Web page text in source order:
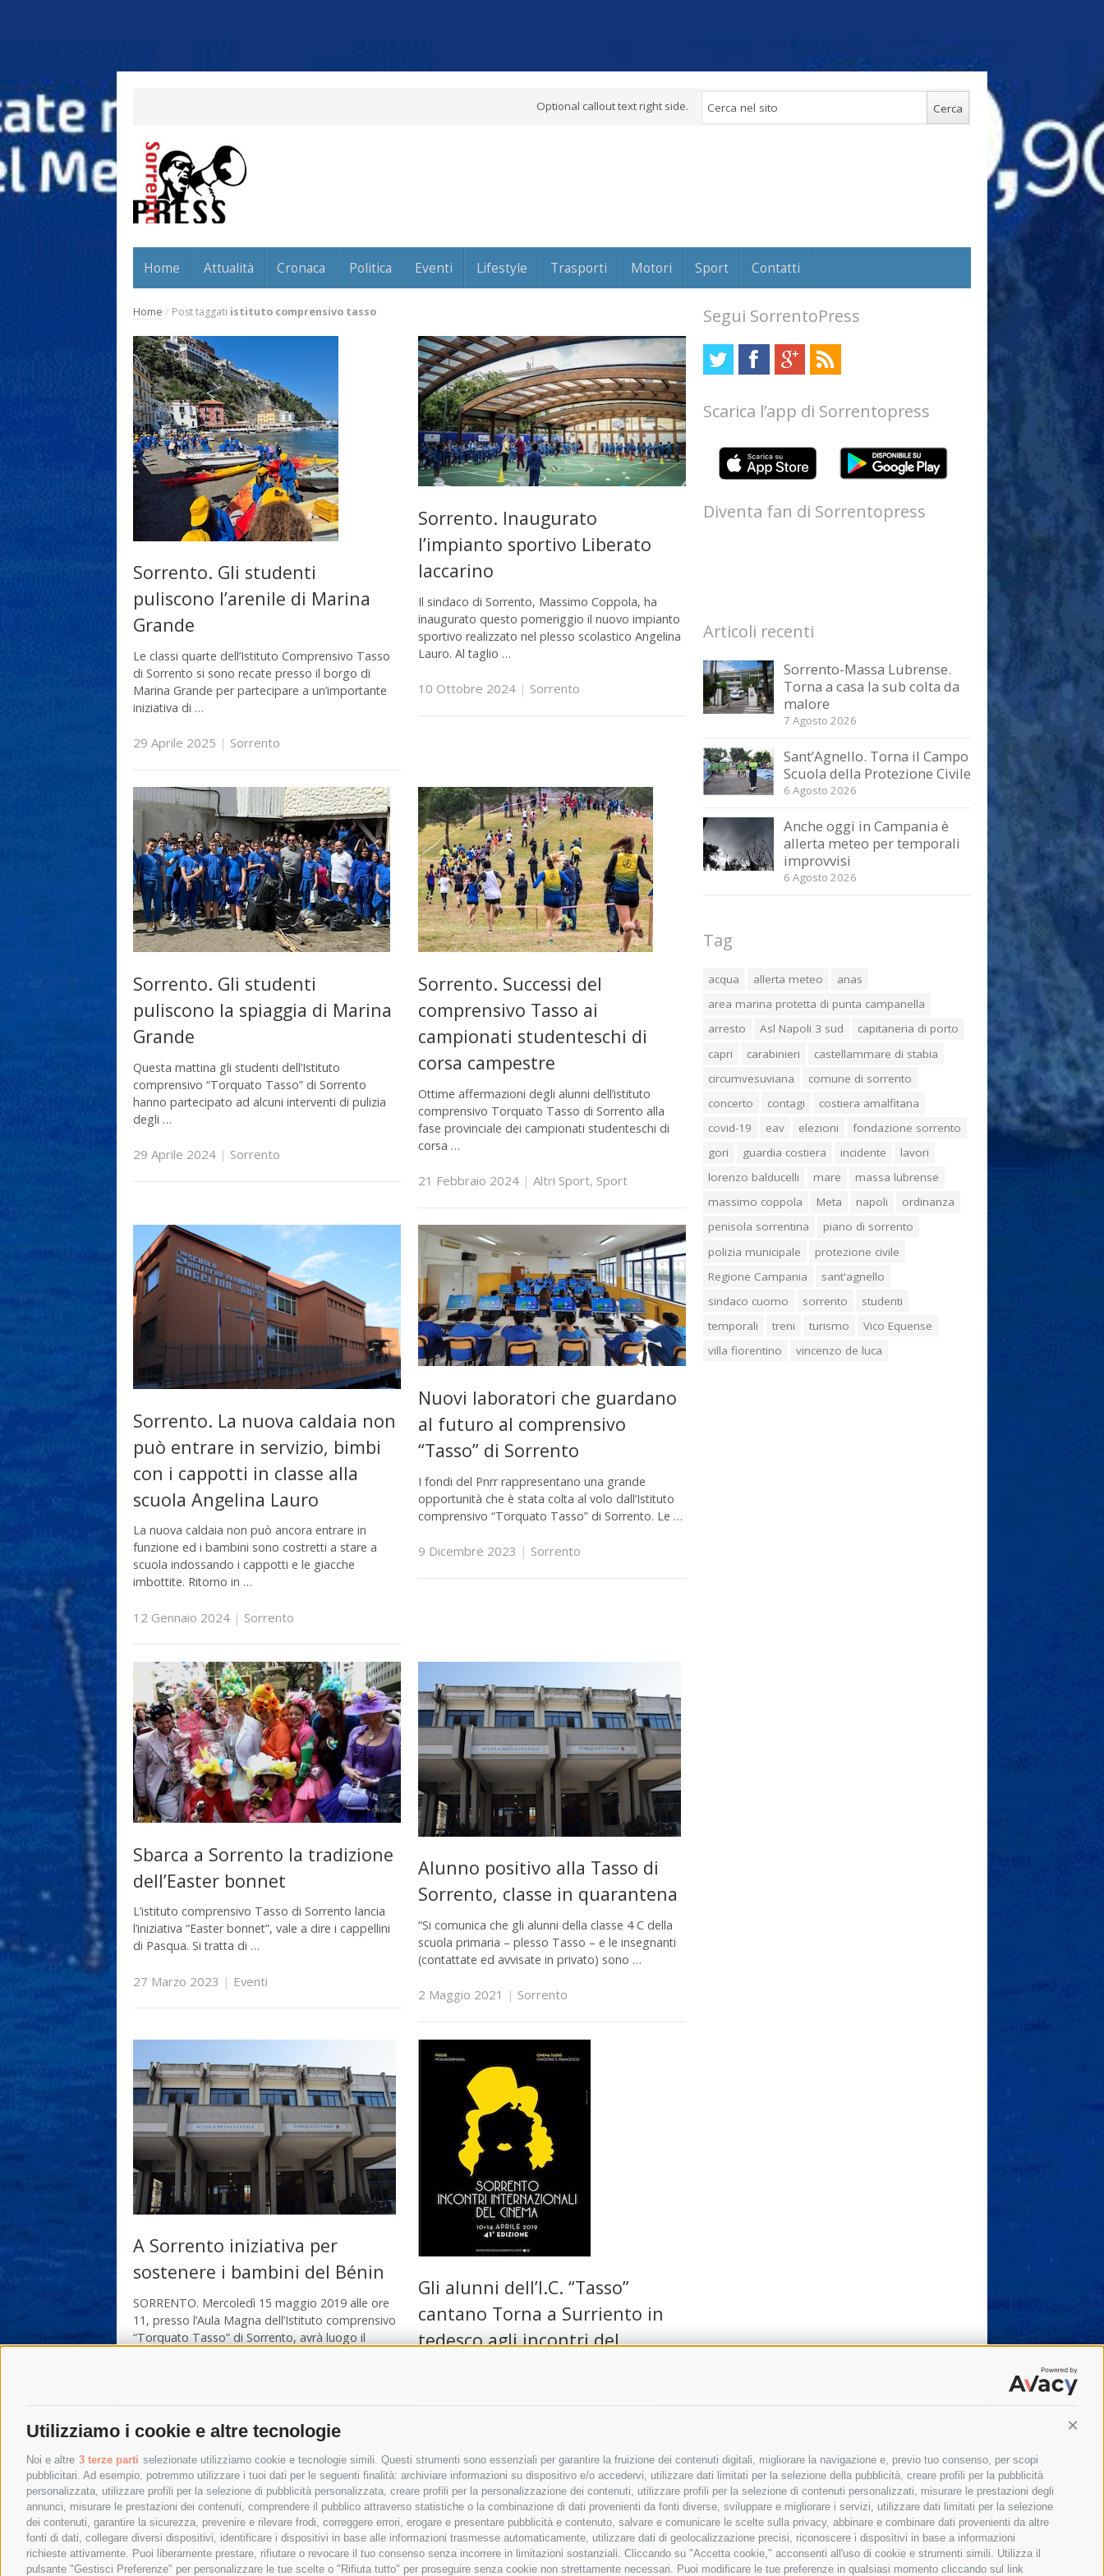
Utilizziamo i cookie e altre tecnologie
Noi e altre 3 terze parti selezionate utilizziamo cookie e tecnologie simili. Questi strumenti sono essenziali per garantire la fruizione dei contenuti digitali, migliorare la navigazione e, previo tuo consenso, per scopi
pubblicitari. Ad esempio, potremmo utilizzare i tuoi dati per le seguenti finalità: archiviare informazioni su dispositivo e/o accedervi, utilizzare dati limitati per la selezione della pubblicità, creare profili per la pubblicità
personalizzata, utilizzare profili per la selezione di pubblicità personalizzata, creare profili per la personalizzazione dei contenuti, utilizzare profili per la selezione di contenuti personalizzati, misurare le prestazioni degli
annunci, misurare le prestazioni dei contenuti, comprendere il pubblico attraverso statistiche o la combinazione di dati provenienti da fonti diverse, sviluppare e migliorare i servizi, utilizzare dati limitati per la selezione
dei contenuti, garantire la sicurezza, prevenire e rilevare frodi, correggere errori, erogare e presentare pubblicità e contenuto, salvare e comunicare le scelte sulla privacy, abbinare e combinare dati provenienti da altre
fonti di dati, collegare diversi dispositivi, identificare i dispositivi in base alle informazioni trasmesse automaticamente, utilizzare dati di geolocalizzazione precisi, riconoscere i dispositivi in base a informazioni
richieste attivamente. Puoi liberamente prestare, rifiutare o revocare il tuo consenso senza incorrere in limitazioni sostanziali. Cliccando su "Accetta cookie," acconsenti all'uso di cookie e strumenti simili. Utilizza il
pulsante "Gestisci Preferenze" per personalizzare le tue scelte o "Rifiuta tutto" per proseguire senza cookie non strettamente necessari. Puoi modificare le tue preferenze in qualsiasi momento cliccando sul link
Optional callout text right side.
Home Attualità Cronaca Politica Eventi Lifestyle Trasporti Motori Sport Contatti
Home / Post taggati istituto comprensivo tasso
Sorrento. Gli studenti
puliscono l’arenile di Marina
Grande
Le classi quarte dell’Istituto Comprensivo Tasso
di Sorrento si sono recate presso il borgo di
Marina Grande per partecipare a un’importante
iniziativa di …
29 Aprile 2025 | Sorrento
Sorrento. Inaugurato
l’impianto sportivo Liberato
Iaccarino
Il sindaco di Sorrento, Massimo Coppola, ha
inaugurato questo pomeriggio il nuovo impianto
sportivo realizzato nel plesso scolastico Angelina
Lauro. Al taglio …
10 Ottobre 2024| Sorrento
Sorrento. Gli studenti
puliscono la spiaggia di Marina
Grande
Questa mattina gli studenti dell’Istituto
comprensivo “Torquato Tasso” di Sorrento
hanno partecipato ad alcuni interventi di pulizia
degli …
29 Aprile 2024 | Sorrento
Sorrento. Successi del
comprensivo Tasso ai
campionati studenteschi di
corsa campestre
Ottime affermazioni degli alunni dell’istituto
comprensivo Torquato Tasso di Sorrento alla
fase provinciale dei campionati studenteschi di
corsa …
21 Febbraio 2024| Altri Sport, Sport
Sorrento. La nuova caldaia non
può entrare in servizio, bimbi
con i cappotti in classe alla
scuola Angelina Lauro
La nuova caldaia non può ancora entrare in
funzione ed i bambini sono costretti a stare a
scuola indossando i cappotti e le giacche
imbottite. Ritorno in …
12 Gennaio 2024 | Sorrento
Nuovi laboratori che guardano
al futuro al comprensivo
“Tasso” di Sorrento
I fondi del Pnrr rappresentano una grande
opportunità che è stata colta al volo dall’Istituto
comprensivo “Torquato Tasso” di Sorrento. Le …
9 Dicembre 2023 | Sorrento
Sbarca a Sorrento la tradizione
dell’Easter bonnet
L’istituto comprensivo Tasso di Sorrento lancia
l’iniziativa “Easter bonnet”, vale a dire i cappellini
di Pasqua. Si tratta di …
27 Marzo 2023 | Eventi
Alunno positivo alla Tasso di
Sorrento, classe in quarantena
“Si comunica che gli alunni della classe 4 C della
scuola primaria – plesso Tasso – e le insegnanti
(contattate ed avvisate in privato) sono …
2 Maggio 2021 | Sorrento
A Sorrento iniziativa per
sostenere i bambini del Bénin
SORRENTO. Mercoledì 15 maggio 2019 alle ore
11, presso l’Aula Magna dell’Istituto comprensivo
“Torquato Tasso” di Sorrento, avrà luogo il
Gli alunni dell’I.C. “Tasso”
cantano Torna a Surriento in
tedesco agli incontri del
11 Aprile 2019|Eventi
←Post precedenti
Segui SorrentoPress
Scarica l’app di Sorrentopress
Diventa fan di Sorrentopress
Articoli recenti
Sorrento-Massa Lubrense.
Torna a casa la sub colta da
malore
7 Agosto 2026
Sant’Agnello. Torna il Campo
Scuola della Protezione Civile
6 Agosto 2026
Anche oggi in Campania è
allerta meteo per temporali
improvvisi
6 Agosto 2026
Tag
acqua allerta meteo
anas
area marina protetta di punta campanella
arresto
Asl Napoli 3 sud
capitaneria di porto
capri
carabinieri
castellammare di stabia
circumvesuviana
comune di sorrento
concerto
contagi
costiera amalfitana
covid-19
eav elezioni
fondazione sorrento
gori
guardia costiera incidente
lavori
lorenzo balducelli
mare
massa lubrense
massimo coppola
Meta napoli
ordinanza
penisola sorrentina
piano di sorrento
polizia municipale
protezione civile
Regione Campania
sant'agnello
sindaco cuomo
sorrento
studenti
temporali
treni turismo
Vico Equense
villa fiorentino
vincenzo de luca